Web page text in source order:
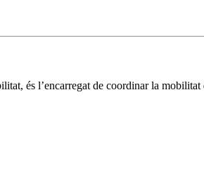
és l’encarregat de coordinar la mobilitat